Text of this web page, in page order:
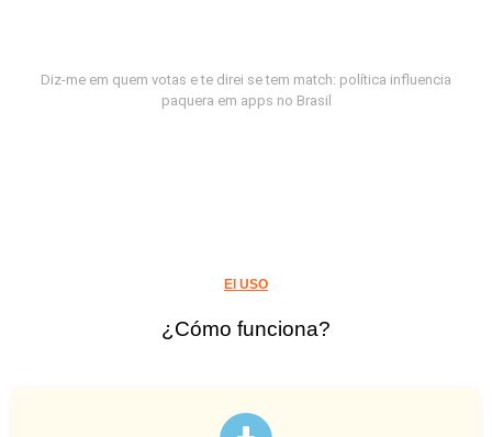
Diz-me em quem votas e te direi se tem match: política influencia
paquera em apps no Brasil
El USO
¿Cómo funciona?